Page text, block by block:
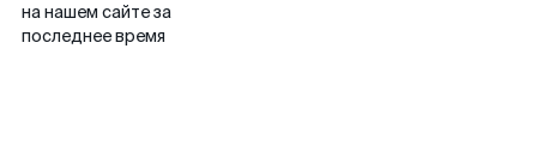
на нашем сайте за
последнее время